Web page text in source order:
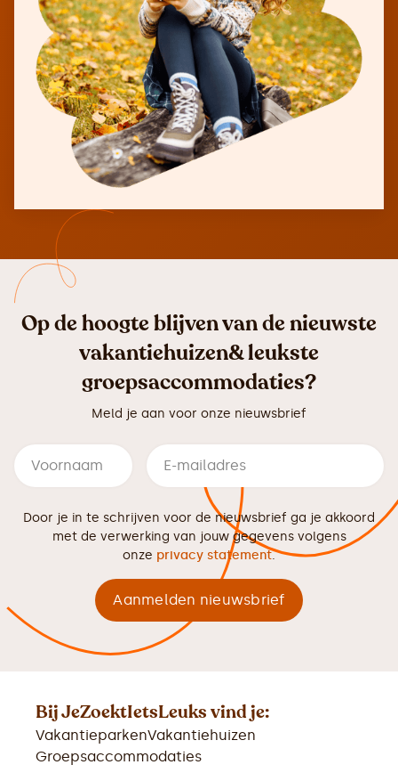
Op de hoogte blijven van de nieuwste
vakantiehuizen& leukste
groepsaccommodaties?
Meld je aan voor onze nieuwsbrief
Door je in te schrijven voor de nieuwsbrief ga je akkoord
met de verwerking van jouw gegevens volgens
onze privacy statement.
Bij JeZoektIetsLeuks vind je:
VakantieparkenVakantiehuizen
Groepsaccommodaties